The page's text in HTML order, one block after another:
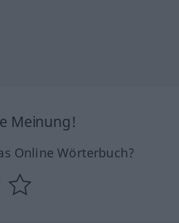
Meinung!
Online Wörterbuch?